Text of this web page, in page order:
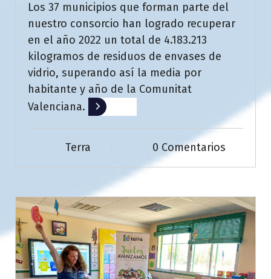
Los 37 municipios que forman parte del
nuestro consorcio han logrado recuperar
en el año 2022 un total de 4.183.213
kilogramos de residuos de envases de
vidrio, superando así la media por
habitante y año de la Comunitat
Valenciana.
Leer más
Terra 0 Comentarios